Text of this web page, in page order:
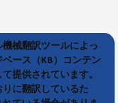
械翻訳ツールによっ
ース（KB）コンテン
提供されています。
に翻訳しているた